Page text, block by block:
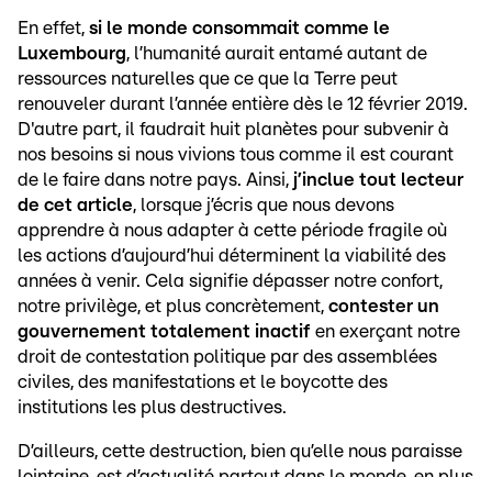
En effet, si le monde consommait comme le
Luxembourg, l’humanité aurait entamé autant de
ressources naturelles que ce que la Terre peut
renouveler durant l’année entière dès le 12 février 2019.
D'autre part, il faudrait huit planètes pour subvenir à
nos besoins si nous vivions tous comme il est courant
de le faire dans notre pays. Ainsi, j’inclue tout lecteur
de cet article, lorsque j’écris que nous devons
apprendre à nous adapter à cette période fragile où
les actions d’aujourd’hui déterminent la viabilité des
années à venir. Cela signifie dépasser notre confort,
notre privilège, et plus concrètement, contester un
gouvernement totalement inactif en exerçant notre
droit de contestation politique par des assemblées
civiles, des manifestations et le boycotte des
institutions les plus destructives.
D’ailleurs, cette destruction, bien qu’elle nous paraisse